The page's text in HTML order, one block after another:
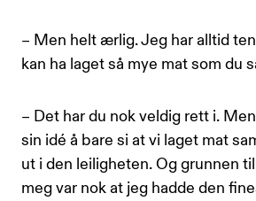
– Men helt ærlig. Jeg har alltid
kan ha laget så mye mat som du
– Det har du nok veldig rett i.
sin idé å bare si at vi laget mat
ut i den leiligheten. Og grunnen
meg var nok at jeg hadde den